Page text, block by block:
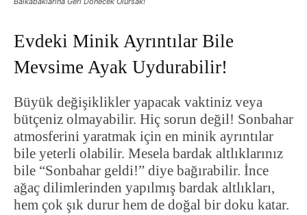
Evdeki Minik Ayrıntılar Bile
Mevsime Ayak Uydurabilir!
Büyük değişiklikler yapacak vaktiniz veya
bütçeniz olmayabilir. Hiç sorun değil! Sonbahar
atmosferini yaratmak için en minik ayrıntılar
bile yeterli olabilir. Mesela bardak altlıklarınız
bile “Sonbahar geldi!” diye bağırabilir. İnce
ağaç dilimlerinden yapılmış bardak altlıkları,
hem çok şık durur hem de doğal bir doku katar.